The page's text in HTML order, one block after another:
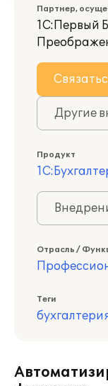
Партнер,
1С:Первый
Другие
Продукт
Отрасль /
Теги